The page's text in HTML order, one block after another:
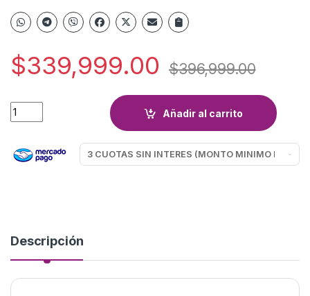
$339,999.00 $396,999.00
CALEFACTOR ESKABE CA 8000 MARFIL MX8 S21 quantity
Añadir al carrito
Descripción